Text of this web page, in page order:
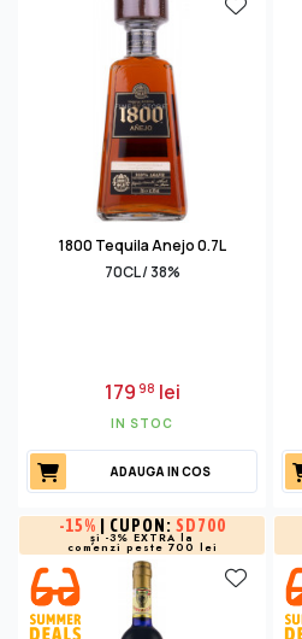
1800 Tequila Anejo 0.7L
70CL / 38%
17998 lei
IN STOC
ADAUGA IN COS
-15% | CUPON: SD700
și -3% EXTRA la
comenzi peste 700 lei